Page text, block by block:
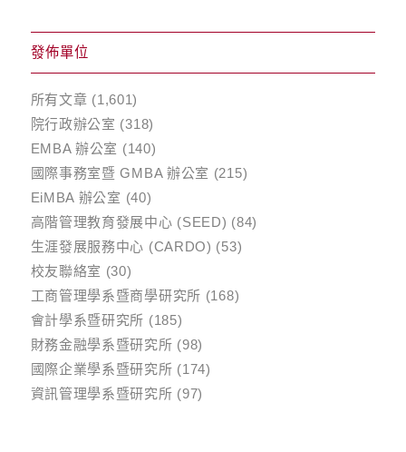
發佈單位
所有文章 (1,601)
院行政辦公室 (318)
EMBA 辦公室 (140)
國際事務室暨 GMBA 辦公室 (215)
EiMBA 辦公室 (40)
高階管理教育發展中心 (SEED) (84)
生涯發展服務中心 (CARDO) (53)
校友聯絡室 (30)
工商管理學系暨商學研究所 (168)
會計學系暨研究所 (185)
財務金融學系暨研究所 (98)
國際企業學系暨研究所 (174)
資訊管理學系暨研究所 (97)